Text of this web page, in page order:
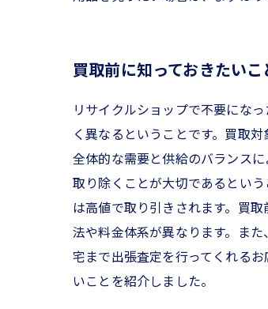
買取前に知っておきたいこ
リサイクルショップで不要にな
く異なるということです。買取
全体的な需要と供給のバランス
取り除くことが大切であるとい
は高値で取り引きされます。買
法や料金体系が異なります。ま
宅まで出張査定を行ってくれる
いことを紹介しました。